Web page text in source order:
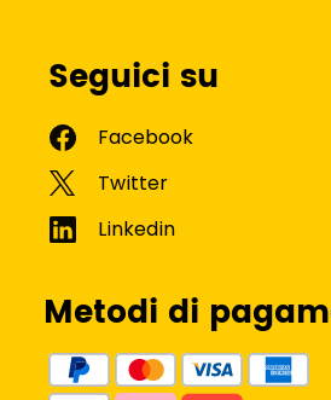
Seguici su
Metodi di